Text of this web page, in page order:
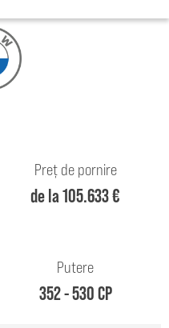
Preț de pornire
de la 105.633 €
Putere
352 - 530 CP